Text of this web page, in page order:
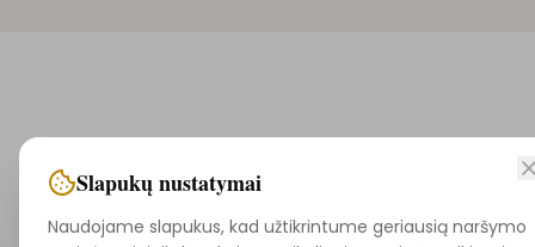
Slapukų nustatymai
Naudojame slapukus, kad užtikrintume geriausią naršymo